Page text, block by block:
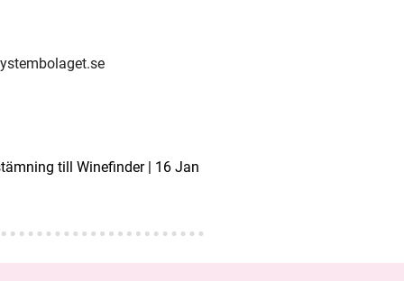
till Winefinder | 16 Jan